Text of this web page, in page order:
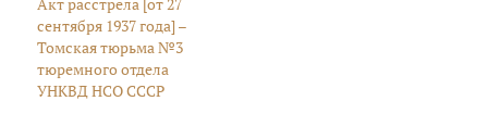
сентября 1937 года] –
Томская тюрьма №3
тюремного отдела
УНКВД НСО СССР